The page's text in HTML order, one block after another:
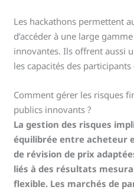
Les hackathons permettent
d’accéder à une large
innovantes. Ils offrent aussi
les capacités des
Comment gérer les risques
publics innovants ?
La gestion des risques
équilibrée entre acheteur
de révision de prix
liés à des résultats
flexible. Les marchés de